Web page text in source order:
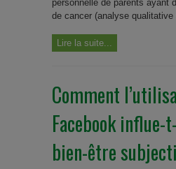
personnelle de parents ayant
de cancer (analyse qualitative
Lire la suite...
Comment
Facebook
bien-être